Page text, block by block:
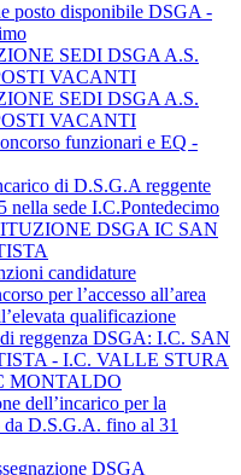
posto disponibile DSGA -
SEDI DSGA A.S.
VACANTI
SEDI DSGA A.S.
VACANTI
funzionari e EQ -
di D.S.G.A reggente
nella sede I.C.Pontedecimo
DSGA IC SAN
candidature
per l’accesso all’area
qualificazione
reggenza DSGA: I.C. SAN
- I.C. VALLE STURA
MONTALDO
dell’incarico per la
da D.S.G.A. fino al 31
DSGA